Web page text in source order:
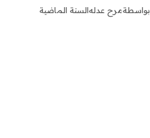
بواسطةمرح عدلهالسنة الماضية